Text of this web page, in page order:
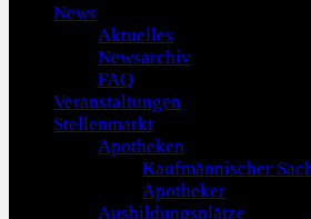
News
Aktuelles
Newsarchiv
FAQ
Veranstaltungen
Stellenmarkt
Apotheken
Kaufmännischer
Apotheker
Ausbildungsplätze